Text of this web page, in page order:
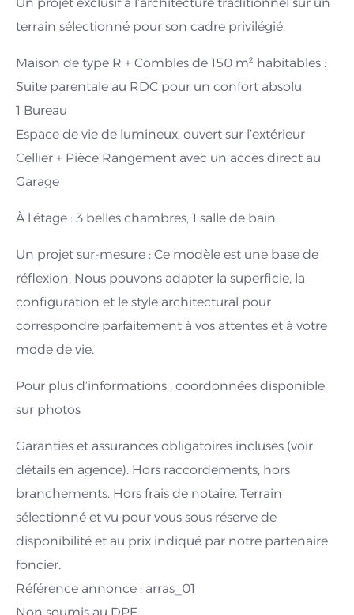
Un projet exclusif à l’architecture traditionnel sur un
terrain sélectionné pour son cadre privilégié.
Maison de type R + Combles de 150 m² habitables :
Suite parentale au RDC pour un confort absolu
1 Bureau
Espace de vie de lumineux, ouvert sur l’extérieur
Cellier + Pièce Rangement avec un accès direct au
Garage
À l’étage : 3 belles chambres, 1 salle de bain
Un projet sur-mesure : Ce modèle est une base de
réflexion, Nous pouvons adapter la superficie, la
configuration et le style architectural pour
correspondre parfaitement à vos attentes et à votre
mode de vie.
Pour plus d’informations , coordonnées disponible
sur photos
Garanties et assurances obligatoires incluses (voir
détails en agence). Hors raccordements, hors
branchements. Hors frais de notaire. Terrain
sélectionné et vu pour vous sous réserve de
disponibilité et au prix indiqué par notre partenaire
foncier.
Référence annonce : arras_01